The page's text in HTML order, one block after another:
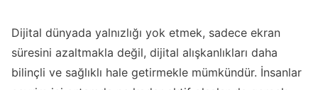
Dijital dünyada yalnızlığı yok etmek, sadece ekran
süresini azaltmakla değil, dijital alışkanlıkları daha
bilinçli ve sağlıklı hale getirmekle mümkündür. İnsanlar